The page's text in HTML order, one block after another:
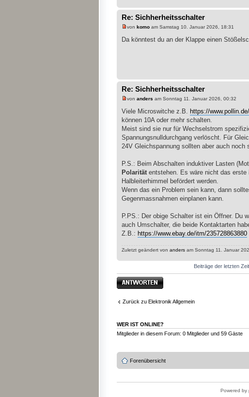
Re: Sichherheitsschalter
von komo am Samstag 10. Januar 2026, 18:31
Da könntest du an der Klappe einen
Re: Sichherheitsschalter
von anders am Sonntag 11. Januar 2026, 00:32
Viele Microswitche z.B. https://
können 10A oder mehr schalten.
Meist sind sie nur für Wechselstrom
Spannungsnulldurchgang verlöscht. Für
24V Gleichspannung sollten aber auch noch
P.S.: Beim Abschalten induktiver Lasten
Polarität entstehen. Es wäre nicht das
Halbleiterhimmel befördert werden.
Wenn das ein Problem sein kann, dann
Gegenmassnahmen einplanen kann.
P.PS.: Der obige Schalter ist ein Öffner. Du
auch Umschalter, die beide Kontaktarten
Z.B.: https://www.ebay.de/itm/235728863880
Zuletzt geändert von anders am Sonntag 11. Januar
Beiträge der letzten
Antwort erstellen
Zurück zu Elektronik Allgemein
WER IST ONLINE?
Mitglieder in diesem Forum: 0 Mitglieder und 59 Gäste
Forenübersicht
Powered by